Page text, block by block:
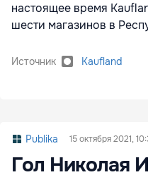
настоящее время
шести магазинов в
Источник Kaufland
Publika 15 октября 2021,
Гол Николая